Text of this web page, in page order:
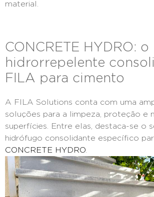
material.
CONCRETE HYDRO: o
hidrorrepelente
FILA para cimento
A FILA Solutions conta com uma
soluções para a limpeza, proteção e
superfícies. Entre elas, destaca-se o
hidrófugo consolidante específico
CONCRETE HYDRO